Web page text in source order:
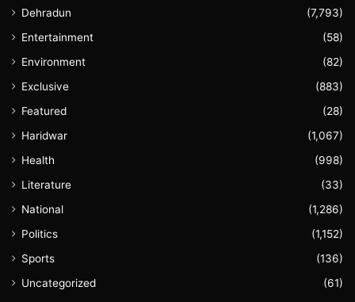
Dehradun
(7,793)
Entertainment
(58)
Environment
(82)
Exclusive
(883)
Featured
(28)
Haridwar
(1,067)
Health
(998)
Literature
(33)
National
(1,286)
Politics
(1,152)
Sports
(136)
Uncategorized
(61)